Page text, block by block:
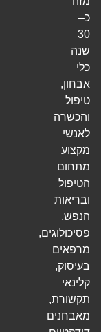
כ–
30
שנה
כלי
אבחון,
טיפול
והכשרה
לאנשי
מקצוע
מתחום
הטיפול
ובריאות
הנפש.
פסיכולוגים,
מרפאים
בעיסוק,
קלינאי
תקשורת,
מאבחנים